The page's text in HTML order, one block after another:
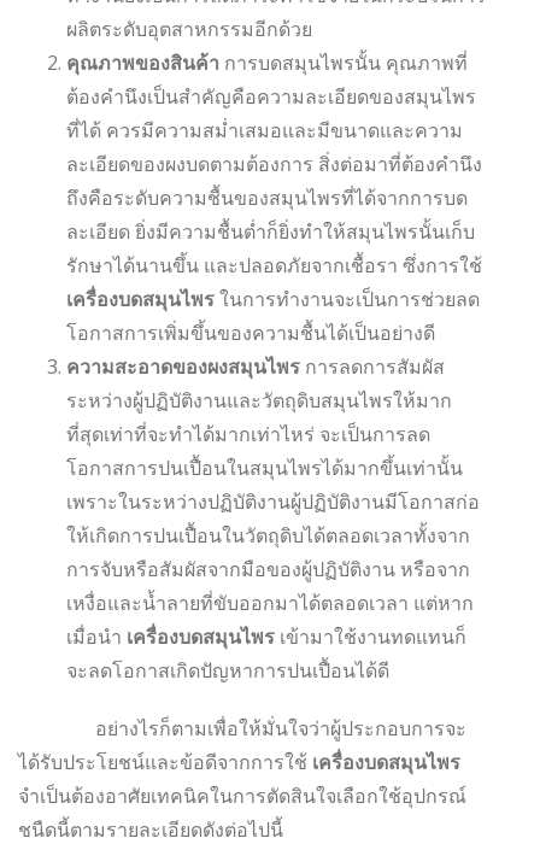
ผลิตระดับอุตสาหกรรมอีกด้วย
คุณภาพของสินค้า การบดสมุนไพรนั้น คุณภาพที่
ต้องคำนึงเป็นสำคัญคือความละเอียดของสมุนไพร
ที่ได้ ควรมีความสม่ำเสมอและมีขนาดและความ
ละเอียดของผงบดตามต้องการ สิ่งต่อมาที่ต้องคำนึง
ถึงคือระดับความชื้นของสมุนไพรที่ได้จากการบด
ละเอียด ยิ่งมีความชื้นต่ำก็ยิ่งทำให้สมุนไพรนั้นเก็บ
รักษาได้นานขึ้น และปลอดภัยจากเชื้อรา ซึ่งการใช้
เครื่องบดสมุนไพรในการทำงานจะเป็นการช่วยลด
โอกาสการเพิ่มขึ้นของความชื้นได้เป็นอย่างดี
ความสะอาดของผงสมุนไพร การลดการสัมผัส
ระหว่างผู้ปฏิบัติงานและวัตถุดิบสมุนไพรให้มาก
ที่สุดเท่าที่จะทำได้มากเท่าไหร่ จะเป็นการลด
โอกาสการปนเปื้อนในสมุนไพรได้มากขึ้นเท่านั้น
เพราะในระหว่างปฏิบัติงานผู้ปฏิบัติงานมีโอกาสก่อ
ให้เกิดการปนเปื้อนในวัตถุดิบได้ตลอดเวลาทั้งจาก
การจับหรือสัมผัสจากมือของผู้ปฏิบัติงาน หรือจาก
เหงื่อและน้ำลายที่ขับออกมาได้ตลอดเวลา แต่หาก
เมื่อนำ เครื่องบดสมุนไพร เข้ามาใช้งานทดแทนก็
จะลดโอกาสเกิดปัญหาการปนเปื้อนได้ดี
อย่างไรก็ตามเพื่อให้มั่นใจว่าผู้ประกอบการจะ
ได้รับประโยชน์และข้อดีจากการใช้ เครื่องบดสมุนไพร
จำเป็นต้องอาศัยเทคนิคในการตัดสินใจเลือกใช้อุปกรณ์
ชนืดนี้ตามรายละเอียดดังต่อไปนี้